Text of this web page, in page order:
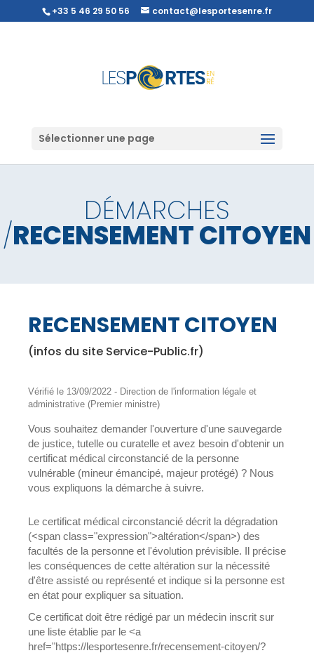
+33 5 46 29 50 56 contact@lesportesenre.fr
Sélectionner une page
DÉMARCHES
/RECENSEMENT CITOYEN
RECENSEMENT CITOYEN
(infos du site Service-Public.fr)
Vérifié le 13/09/2022 - Direction de l'information légale et
administrative (Premier ministre)
Vous souhaitez demander l'ouverture d'une sauvegarde
de justice, tutelle ou curatelle et avez besoin d'obtenir un
certificat médical circonstancié de la personne
vulnérable (mineur émancipé, majeur protégé) ? Nous
vous expliquons la démarche à suivre.
Le certificat médical circonstancié décrit la dégradation
(<span class="expression">altération</span>) des
facultés de la personne et l'évolution prévisible. Il précise
les conséquences de cette altération sur la nécessité
d'être assisté ou représenté et indique si la personne est
en état pour expliquer sa situation.
Ce certificat doit être rédigé par un médecin inscrit sur
une liste établie par le <a
href="https://lesportesenre.fr/recensement-citoyen/?